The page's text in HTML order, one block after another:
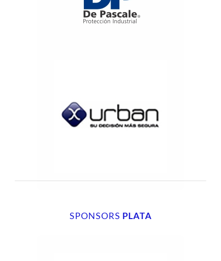
SPONSORS PLATA